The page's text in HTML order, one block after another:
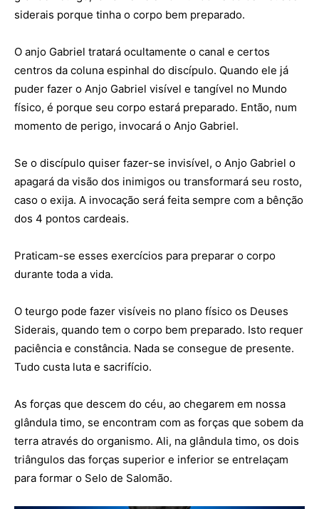
siderais porque tinha o corpo bem preparado.
O anjo Gabriel tratará ocultamente o canal e certos
centros da coluna espinhal do discípulo. Quando ele já
puder fazer o Anjo Gabriel visível e tangível no Mundo
físico, é porque seu corpo estará preparado. Então, num
momento de perigo, invocará o Anjo Gabriel.
Se o discípulo quiser fazer-se invisível, o Anjo Gabriel o
apagará da visão dos inimigos ou transformará seu rosto,
caso o exija. A invocação será feita sempre com a bênção
dos 4 pontos cardeais.
Praticam-se esses exercícios para preparar o corpo
durante toda a vida.
O teurgo pode fazer visíveis no plano físico os Deuses
Siderais, quando tem o corpo bem preparado. Isto requer
paciência e constância. Nada se consegue de presente.
Tudo custa luta e sacrifício.
As forças que descem do céu, ao chegarem em nossa
glândula timo, se encontram com as forças que sobem da
terra através do organismo. Ali, na glândula timo, os dois
triângulos das forças superior e inferior se entrelaçam
para formar o Selo de Salomão.